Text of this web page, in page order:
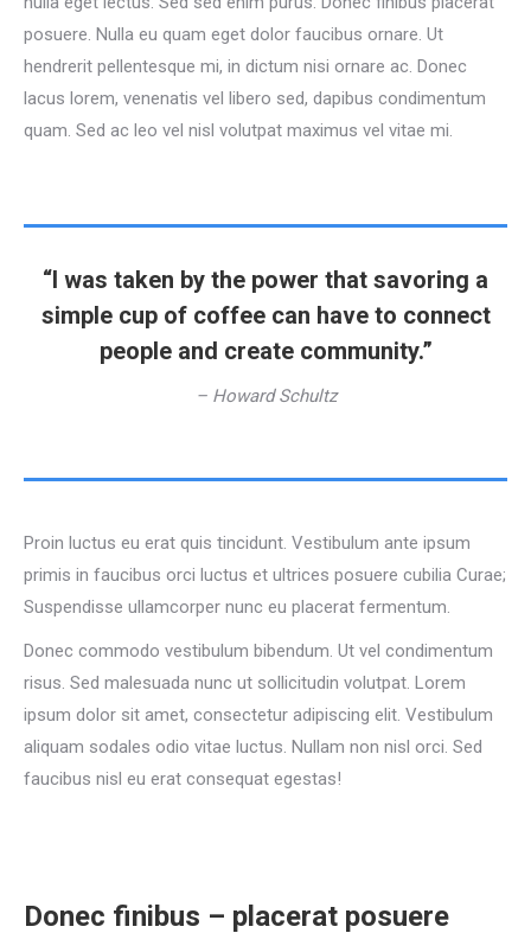
posuere. Nulla eu quam eget dolor faucibus ornare. Ut
hendrerit pellentesque mi, in dictum nisi ornare ac. Donec
lacus lorem, venenatis vel libero sed, dapibus condimentum
quam. Sed ac leo vel nisl volutpat maximus vel vitae mi.
“I was taken by the power that savoring a
simple cup of coffee can have to connect
people and create community.”
– Howard Schultz
Proin luctus eu erat quis tincidunt. Vestibulum ante ipsum
primis in faucibus orci luctus et ultrices posuere cubilia Curae;
Suspendisse ullamcorper nunc eu placerat fermentum.
Donec commodo vestibulum bibendum. Ut vel condimentum
risus. Sed malesuada nunc ut sollicitudin volutpat. Lorem
ipsum dolor sit amet, consectetur adipiscing elit. Vestibulum
aliquam sodales odio vitae luctus. Nullam non nisl orci. Sed
faucibus nisl eu erat consequat egestas!
Donec finibus – placerat posuere